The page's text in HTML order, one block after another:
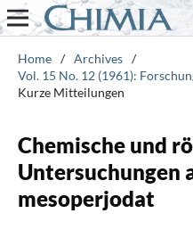
Home / Archives /
Vol. 15 No. 12 (1961):
Kurze Mitteilungen
Chemische und
Untersuchungen
mesoperjodat